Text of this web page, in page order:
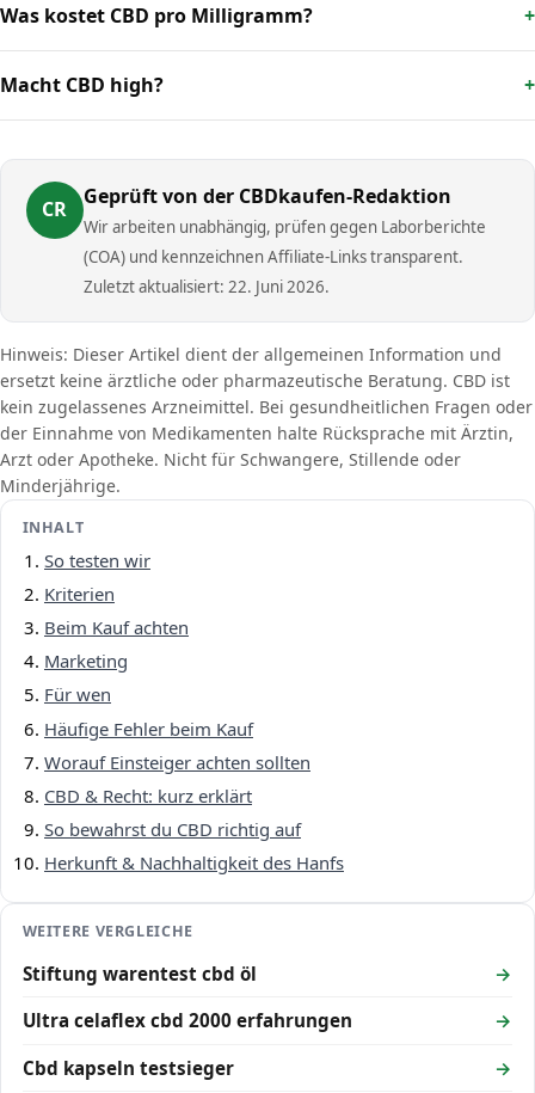
Was kostet CBD pro Milligramm?
Macht CBD high?
CR
Geprüft von der CBDkaufen-Redaktion
Wir arbeiten unabhängig, prüfen gegen Laborberichte
(COA) und kennzeichnen Affiliate-Links transparent.
Zuletzt aktualisiert: 22. Juni 2026.
Hinweis: Dieser Artikel dient der allgemeinen Information und
ersetzt keine ärztliche oder pharmazeutische Beratung. CBD ist
kein zugelassenes Arzneimittel. Bei gesundheitlichen Fragen oder
der Einnahme von Medikamenten halte Rücksprache mit Ärztin,
Arzt oder Apotheke. Nicht für Schwangere, Stillende oder
Minderjährige.
INHALT
So testen wir
Kriterien
Beim Kauf achten
Marketing
Für wen
Häufige Fehler beim Kauf
Worauf Einsteiger achten sollten
CBD & Recht: kurz erklärt
So bewahrst du CBD richtig auf
Herkunft & Nachhaltigkeit des Hanfs
WEITERE VERGLEICHE
Stiftung warentest cbd öl
Ultra celaflex cbd 2000 erfahrungen
Cbd kapseln testsieger